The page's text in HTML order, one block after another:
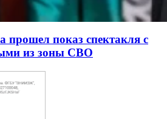
прошел показ спектакля с
из зоны СВО